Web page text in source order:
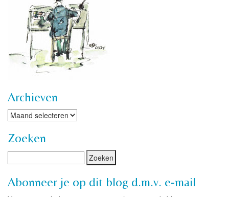
Archieven
Archieven
Zoeken
Abonneer je op dit blog d.m.v. e-mail